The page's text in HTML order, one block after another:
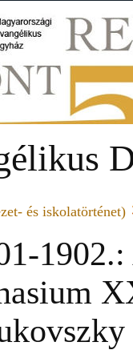
és iskolatörténet)